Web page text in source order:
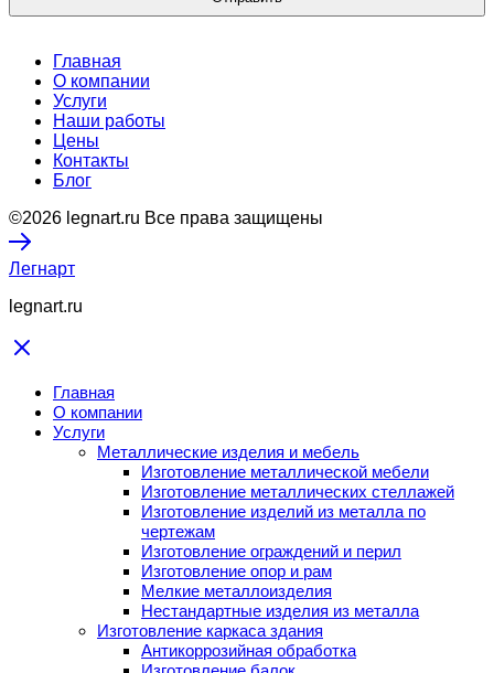
Главная
О компании
Услуги
Наши работы
Цены
Контакты
Блог
©2026 legnart.ru Все права защищены
Легнарт
legnart.ru
Главная
О компании
Услуги
Металлические изделия и мебель
Изготовление металлической мебели
Изготовление металлических стеллажей
Изготовление изделий из металла по
чертежам
Изготовление ограждений и перил
Изготовление опор и рам
Мелкие металлоизделия
Нестандартные изделия из металла
Изготовление каркаса здания
Антикоррозийная обработка